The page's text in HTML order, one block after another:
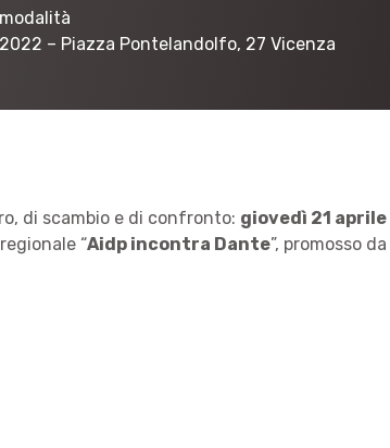
– Piazza Pontelandolfo, 27 Vicenza
di scambio e di confronto: giovedì 21 aprile
“Aidp incontra Dante”, promosso da